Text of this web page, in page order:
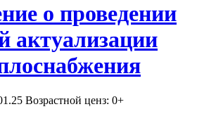
о проведении
актуализации
Возрастной ценз: 0+